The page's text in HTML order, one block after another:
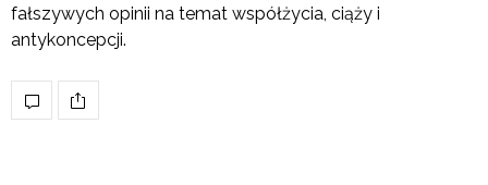
fałszywych opinii na temat współżycia, ciąży i
antykoncepcji.